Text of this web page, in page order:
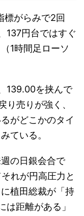
標がらみで2回
137円台ではすぐ
1時間足ローソ
139.00を挟んで
り売りが強く、
がどこかのタイ
ている。
の日銀会合で
れが円高圧力と
植田総裁が「持
距離がある」